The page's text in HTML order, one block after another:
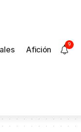
Afición
9